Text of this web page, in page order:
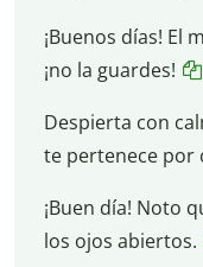
¡Buenos días! El
¡no la guardes!
Despierta con
te pertenece por
¡Buen día! Noto
los ojos abiertos.